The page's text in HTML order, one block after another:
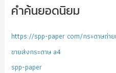
คำค้นยอดนิยม
https://spp-paper com/กระดาษถ่า
ขายส่งกระดาษ a4
spp-paper